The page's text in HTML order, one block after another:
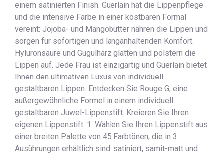
einem satinierten Finish. Guerlain hat die Lippenpflege
und die intensive Farbe in einer kostbaren Formal
vereint: Jojoba- und Mangobutter nähren die Lippen und
sorgen für sofortigen und langanhaltenden Komfort.
Hyluronsäure und Gugulharz glätten und polstern die
Lippen auf. Jede Frau ist einzigartig und Guerlain bietet
Ihnen den ultimativen Luxus von individuell
gestaltbaren Lippen. Entdecken Sie Rouge G, eine
außergewöhnliche Formel in einem individuell
gestaltbaren Juwel-Lippenstift. Kreieren Sie Ihren
eigenen Lippenstift: 1. Wählen Sie Ihren Lippenstift aus
einer breiten Palette von 45 Farbtönen, die in 3
Ausührungen erhältlich sind: satiniert, samit-matt und